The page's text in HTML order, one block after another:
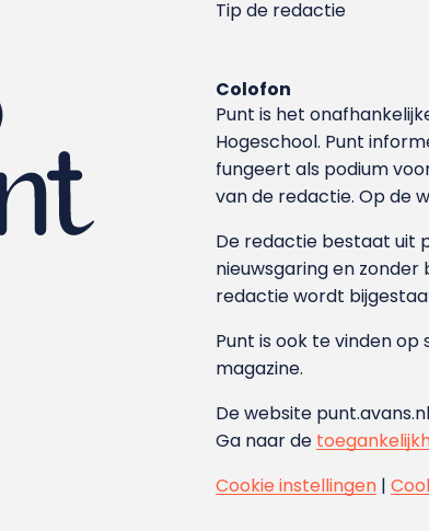
Tip de redactie
Colofon
Punt is het
Hoge­school. Punt
fungeert als podium
van de redactie. Op de
De redactie bestaat uit
nieuwsgaring en
redactie wordt
Punt is ook te vinden op
magazine.
De website
Ga naar de
Cookie instellingen |